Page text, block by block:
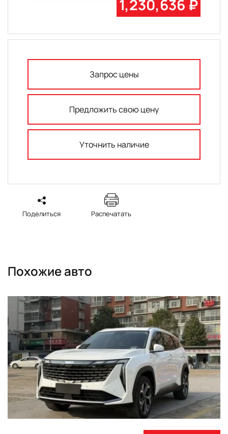
1,230,636 ₽
Запрос цены
Предложить свою цену
Уточнить наличие
Поделиться Распечатать
Похожие авто